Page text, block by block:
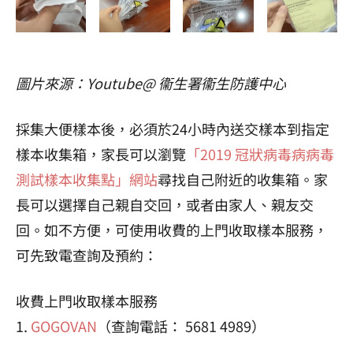
圖片來源：Youtube@ 衞生署衞生防護中心
採集大便樣本後，必須於24小時內送交樣本到指定
樣本收集箱，家長可以瀏覽 「2019 冠狀病毒病病毒
測試樣本收集點」網站尋找自己附近的收集箱。家
長可以選擇自己親自交回，或者由家人、親友交
回。如不方便，可使用收費的上門收取樣本服務，
可先致電查詢及預約：
收費上門收取樣本服務
1. GOGOVAN （查詢電話： 5681 4989）